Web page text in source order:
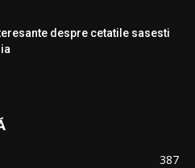
despre cetatile sasesti
387